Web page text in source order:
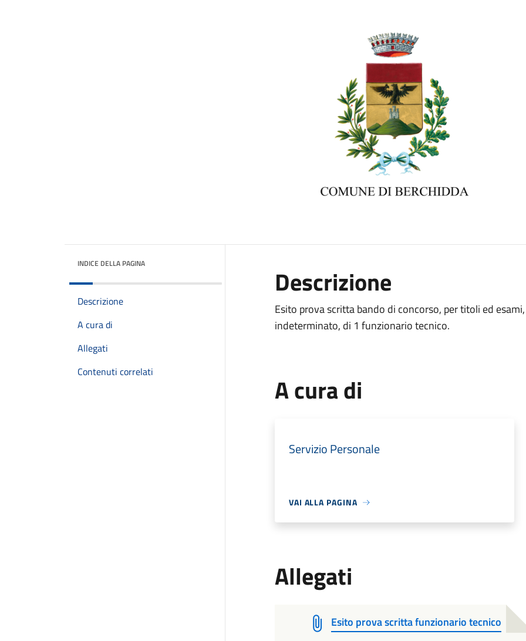
INDICE DELLA PAGINA
Descrizione
A cura di
Allegati
Contenuti correlati
Descrizione
Esito prova scritta bando di concorso, per titoli ed
indeterminato, di 1 funzionario tecnico.
A cura di
Servizio Personale
VAI ALLA PAGINA
Allegati
Esito prova scritta funzionario tecnico